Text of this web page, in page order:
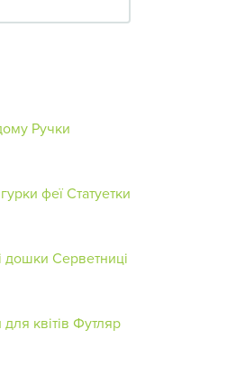
Ручки
феїСтатуетки
дошки Серветниці
квітів Футляр